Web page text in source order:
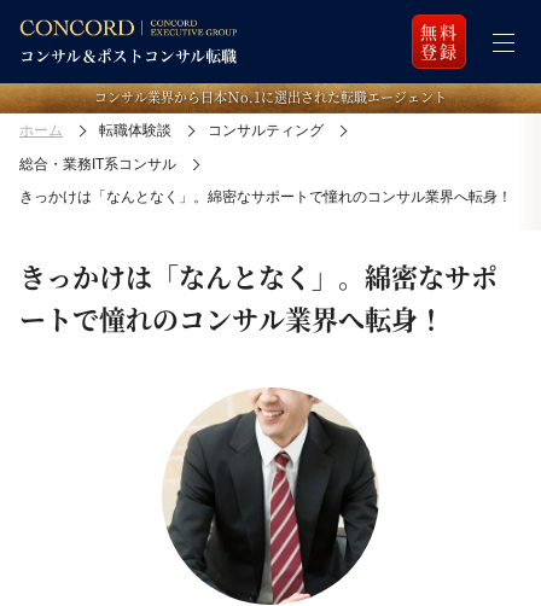
無料
登録
コンサル業界から日本Ｎo.1に選出された転職エージェント
ホーム 転職体験談
コンサルティング
総合・業務IT系コンサル
きっかけは「なんとなく」。綿密なサポートで憧れのコンサル業界へ転身！
きっかけは「なんとなく」。綿密なサポ
ートで憧れのコンサル業界へ転身！